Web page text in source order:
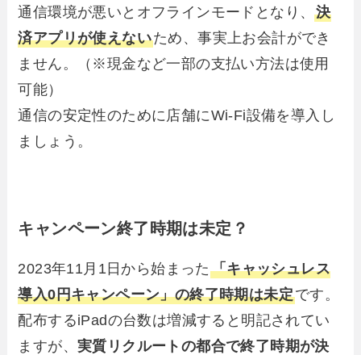
通信環境が悪いとオフラインモードとなり、決
済アプリが使えないため、事実上お会計ができ
ません。（※現金など一部の支払い方法は使用
可能）
通信の安定性のために店舗にWi-Fi設備を導入し
ましょう。
キャンペーン終了時期は未定？
2023年11月1日から始まった 「キャッシュレス
導入0円キャンペーン」の終了時期は未定です。
配布するiPadの台数は増減すると明記されてい
ますが、実質リクルートの都合で終了時期が決